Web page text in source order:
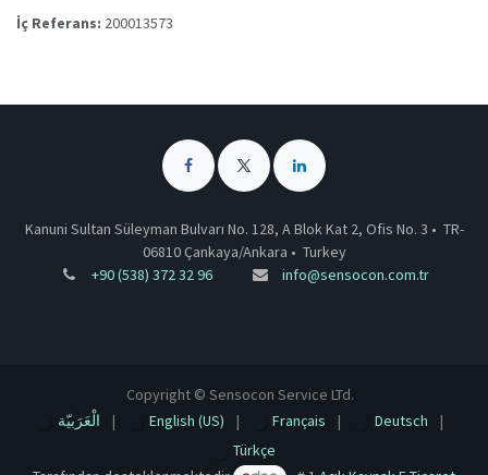
İç Referans: 200013573
Kanuni Sultan Süleyman Bulvarı No. 128, A Blok Kat 2, Ofis No. 3 • TR-
06810 Çankaya/Ankara • Turkey
+90 (538) 372 32 96
info@sensocon.com.tr
Copyright © Sensocon Service LTd.
الْعَرَبيّة
| English (US) | Français | Deutsch
|
Türkçe